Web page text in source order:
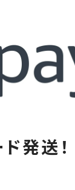
発送！